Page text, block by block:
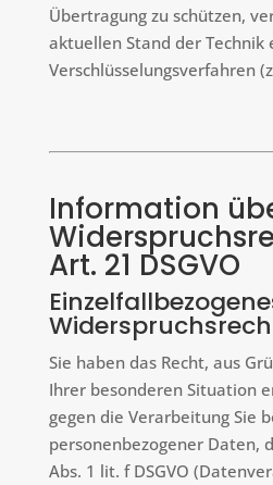
Übertragung zu schützen,
aktuellen Stand der Technik
Verschlüsselungsverfahren
Information
Art. 21 DSGVO
Sie haben das Recht, aus
Ihrer besonderen Situation
gegen die Verarbeitung Sie
personenbezogener Daten,
Abs. 1 lit. f DSGVO